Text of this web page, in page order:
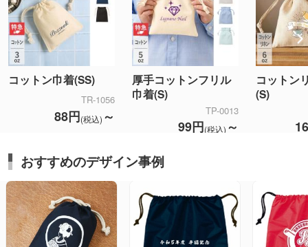
コットン巾着(SS)
TR-1056
88円(税込) ～
厚手コットンフリル
巾着(S)
TP-0013
99円(税込) ～
コットン
(S)
おすすめのデザイン事例